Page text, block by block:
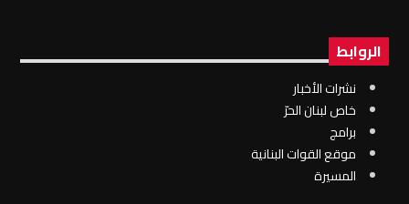
الروابط
نشرات الأخبار
خاص لبنان الحرّ
برامج
موقع القوات البنانية
المسيرة